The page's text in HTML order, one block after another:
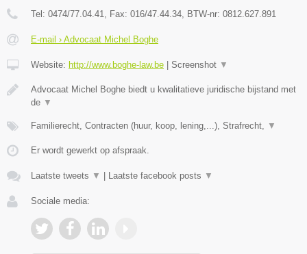
Tel: 0474/77.04.41 , Fax: 016/47.44.34 , BTW-nr: ​0812.627.891
E-mail › Advocaat Michel Boghe
Website: http://www.boghe-law.be Screenshot ▼
Advocaat Michel Boghe biedt u kwalitatieve juridische bijstand met
de ▼
Familierecht, Contracten (huur, koop, lening,...), Strafrecht, ▼
Er wordt gewerkt op afspraak.
Laatste tweets ▼ Laatste facebook posts ▼
Sociale media: